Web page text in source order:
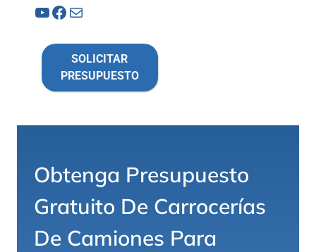
YouTube Facebook Correo electrónico
SOLICITAR
PRESUPUESTO
Obtenga Presupuesto
Gratuito De Carrocerías
De Camiones Para